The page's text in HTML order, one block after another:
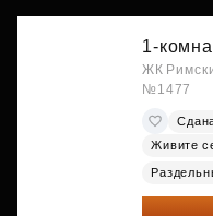
1-
ЖК
№1477
Живите
10 727